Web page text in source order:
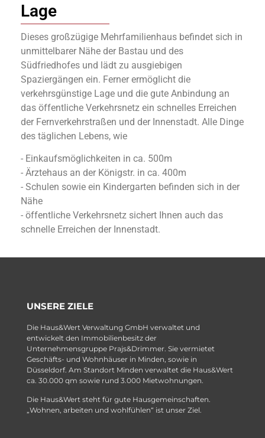
Lage
Dieses großzügige Mehrfamilienhaus befindet sich in
unmittelbarer Nähe der Bastau und des
Südfriedhofes und lädt zu ausgiebigen
Spaziergängen ein. Ferner ermöglicht die
verkehrsgünstige Lage und die gute Anbindung an
das öffentliche Verkehrsnetz ein schnelles Erreichen
der Fernverkehrstraßen und der Innenstadt. Alle Dinge
des täglichen Lebens, wie
- Einkaufsmöglichkeiten in ca. 500m
- Ärztehaus an der Königstr. in ca. 400m
- Schulen sowie ein Kindergarten befinden sich in der
Nähe
- öffentliche Verkehrsnetz sichert Ihnen auch das
schnelle Erreichen der Innenstadt.
UNSERE ZIELE
Die Haus&Wert Verwaltung GmbH verwaltet und
entwickelt den Immobilienbesitz der
Unternehmensgruppe Prajs&Drimmer. Sie vermietet
Geschäfts- und Wohnhäuser in Minden, sowie in
Düsseldorf. Am Standort Minden verwaltet die Haus&Wert
ca. 30.000 qm sowie rund 3.000 Mietwohnungen.
Die Haus&Wert steht für gute Hausgemeinschaften.
„Wohnen, arbeiten und wohlfühlen“ ist unser Ziel.